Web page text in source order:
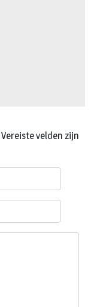
Vereiste velden zijn